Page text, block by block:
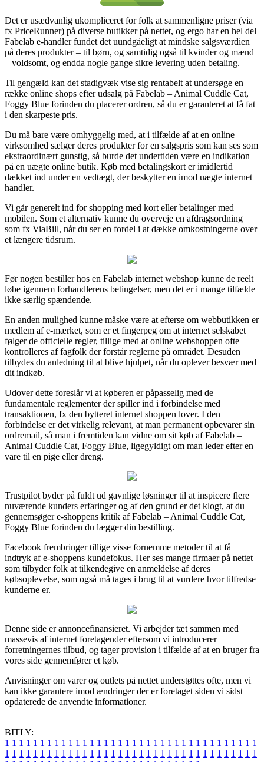
Det er usædvanlig ukompliceret for folk at sammenligne priser (via
fx PriceRunner) på diverse butikker på nettet, og ergo har en hel del
Fabelab e-handler fundet det uundgåeligt at mindske salgsværdien
på deres produkter – til børn, og samtidig også til kvinder og mænd
– voldsomt, og endda nogle gange sikre levering uden betaling.
Til gengæld kan det stadigvæk vise sig rentabelt at undersøge en
række online shops efter udsalg på Fabelab – Animal Cuddle Cat,
Foggy Blue forinden du placerer ordren, så du er garanteret at få fat
i den skarpeste pris.
Du må bare være omhyggelig med, at i tilfælde af at en online
virksomhed sælger deres produkter for en salgspris som kan ses som
ekstraordinært gunstig, så burde det undertiden være en indikation
på en uægte online butik. Køb med betalingskort er imidlertid
dækket ind under en vedtægt, der beskytter en imod uægte internet
handler.
Vi går generelt ind for shopping med kort eller betalinger med
mobilen. Som et alternativ kunne du overveje en afdragsordning
som fx ViaBill, når du ser en fordel i at dække omkostningerne over
et længere tidsrum.
Før nogen bestiller hos en Fabelab internet webshop kunne de reelt
løbe igennem forhandlerens betingelser, men det er i mange tilfælde
ikke særlig spændende.
En anden mulighed kunne måske være at efterse om webbutikken er
medlem af e-mærket, som er et fingerpeg om at internet selskabet
følger de officielle regler, tillige med at online webshoppen ofte
kontrolleres af fagfolk der forstår reglerne på området. Desuden
tilbydes du anledning til at blive hjulpet, når du oplever besvær med
dit indkøb.
Udover dette foreslår vi at køberen er påpasselig med de
fundamentale reglementer der spiller ind i forbindelse med
transaktionen, fx den bytteret internet shoppen lover. I den
forbindelse er det virkelig relevant, at man permanent opbevarer sin
ordremail, så man i fremtiden kan vidne om sit køb af Fabelab –
Animal Cuddle Cat, Foggy Blue, ligegyldigt om man leder efter en
vare til en pige eller dreng.
Trustpilot byder på fuldt ud gavnlige løsninger til at inspicere flere
nuværende kunders erfaringer og af den grund er det klogt, at du
gennemsøger e-shoppens kritik af Fabelab – Animal Cuddle Cat,
Foggy Blue forinden du lægger din bestilling.
Facebook frembringer tillige visse fornemme metoder til at få
indtryk af e-shoppens kundefokus. Her ses mange firmaer på nettet
som tilbyder folk at tilkendegive en anmeldelse af deres
købsoplevelse, som også må tages i brug til at vurdere hvor tilfredse
kunderne er.
Denne side er annoncefinansieret. Vi arbejder tæt sammen med
massevis af internet foretagender eftersom vi introducerer
forretningernes tilbud, og tager provision i tilfælde af at en bruger fra
vores side gennemfører et køb.
Anvisninger om varer og outlets på nettet understøttes ofte, men vi
kan ikke garantere imod ændringer der er foretaget siden vi sidst
opdaterede de anvendte informationer.
BITLY:
1 1 1 1 1 1 1 1 1 1 1 1 1 1 1 1 1 1 1 1 1 1 1 1 1 1 1 1 1 1 1 1 1 1 1 1
1 1 1 1 1 1 1 1 1 1 1 1 1 1 1 1 1 1 1 1 1 1 1 1 1 1 1 1 1 1 1 1 1 1 1 1